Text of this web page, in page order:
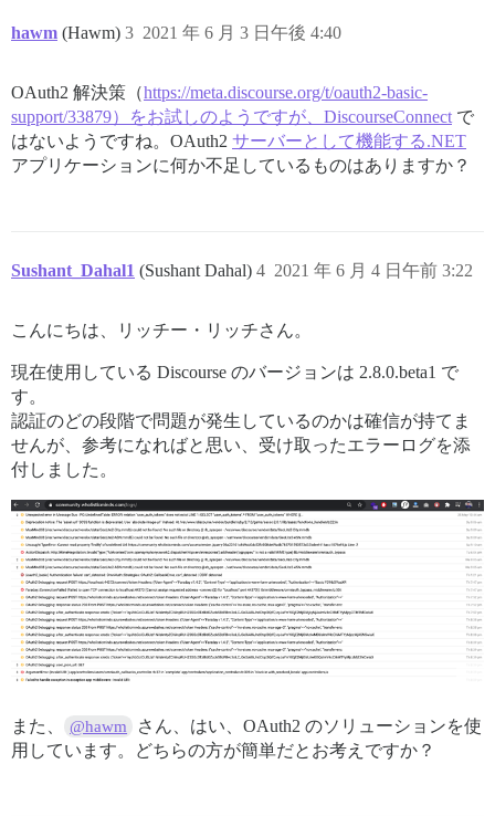
omniauth-1.9.1/lib/omniauth/strategy.rb:373:in
omniauth-oauth2-1.7.1/lib/omniauth/strategies/
omniauth-1.9.1/lib/omniauth/strategy.rb:238:in
omniauth-1.9.1/lib/omniauth/strategy.rb:169:in `call'
omniauth-1.9.1/lib/omniauth/strategy.rb:192:in
omniauth-1.9.1/lib/omniauth/strategy.rb:169:in `call'
omniauth-1.9.1/lib/omniauth/strategy.rb:192:in
omniauth-1.9.1/lib/omniauth/strategy.rb:192:in
omniauth-1.9.1/lib/omniauth/strategy.rb:169:in `call'
omniauth-1.9.1/lib/omniauth/builder.rb:45:in `call'
/var/www/discourse/lib/middleware/
rack-2.2.3/lib/rack/conditional_get.rb:27:in `call'
hawm (Hawm) 2021 年 6 月 3 日午後 4:40
3
OAuth2 解決策（https://meta.discourse.org/t/oauth2-basic-
support/33879）をお試しのようですが、DiscourseConnect で
はないようですね。OAuth2 サーバーとして機能する.NET
アプリケーションに何か不足しているものはありますか？
Sushant_Dahal1 (Sushant Dahal) 2021 年 6 月 4 日午前 3:22
4
こんにちは、リッチー・リッチさん。
現在使用している Discourse のバージョンは 2.8.0.beta1 で
す。
認証のどの段階で問題が発生しているのかは確信が持てま
せんが、参考になればと思い、受け取ったエラーログを添
付しました。
また、 @hawm
さん、はい、OAuth2 のソリューションを使
用しています。どちらの方が簡単だとお考えですか？